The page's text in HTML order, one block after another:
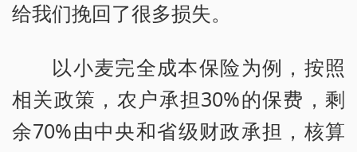
给我们挽回了很多损失。
以小麦完全成本保险为例，按照
相关政策，农户承担30%的保费，剩
余70%由中央和省级财政承担，核算